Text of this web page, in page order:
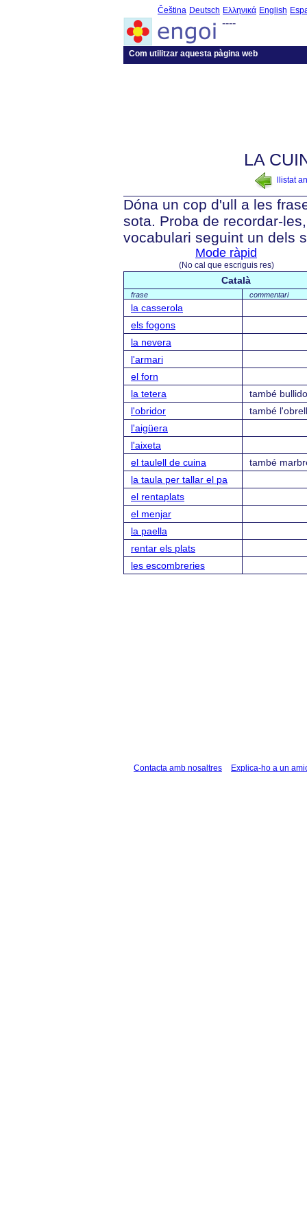
Čeština Deutsch Ελληνικά English
----
Com utilitzar aquesta pàgina web
LA
llistat
Dóna un cop d'ull a les
sota. Proba de recordar-
vocabulari seguint un dels
Mode ràpid
(No cal que escriguis res)
Català
frase commentari
la casserola
els fogons
la nevera
l'armari
el forn
la tetera
també
l'obridor
també
l'aigüera
l'aixeta
el taulell de cuina
també
la taula per tallar el pa
el rentaplats
el menjar
la paella
rentar els plats
les escombreries
Contacta amb nosaltres Explica-ho a un